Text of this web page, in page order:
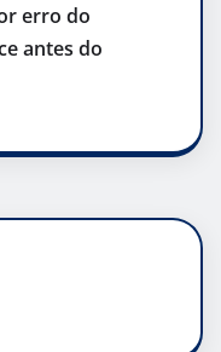
erro do
antes do